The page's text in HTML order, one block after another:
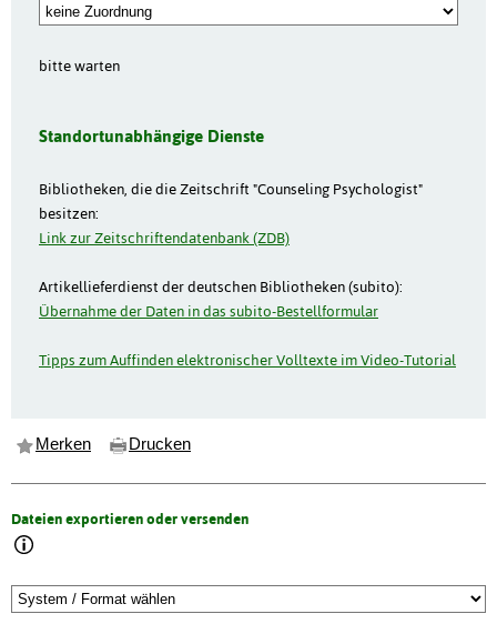
bitte warten
Standortunabhängige Dienste
Bibliotheken, die die Zeitschrift "Counseling Psychologist"
besitzen:
Link zur Zeitschriftendatenbank (ZDB)
Artikellieferdienst der deutschen Bibliotheken (subito):
Übernahme der Daten in das subito-Bestellformular
Tipps zum Auffinden elektronischer Volltexte im Video-Tutorial
Merken Drucken
Dateien exportieren oder versenden